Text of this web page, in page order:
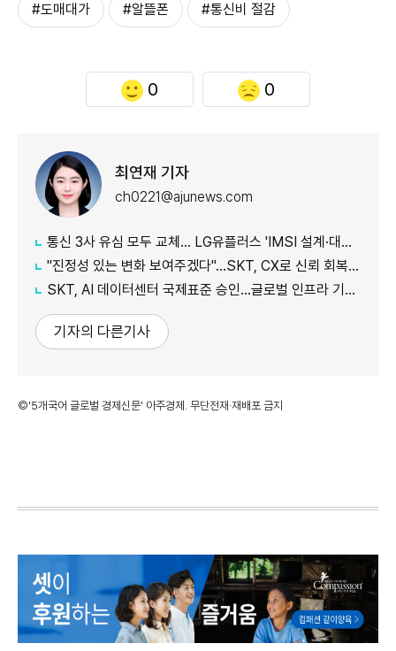
#도매대가 #알뜰폰 #통신비 절감
0 0
최연재 기자
ch0221@ajunews.com
통신 3사 유심 모두 교체… LG유플러스 'IMSI 설계·대응 시점' 놓고 갑론을박
"진정성 있는 변화 보여주겠다"…SKT, CX로 신뢰 회복 나선다
SKT, AI 데이터센터 국제표준 승인…글로벌 인프라 기준 제시
기자의 다른기사
©'5개국어 글로벌 경제신문' 아주경제. 무단전재·재배포 금지